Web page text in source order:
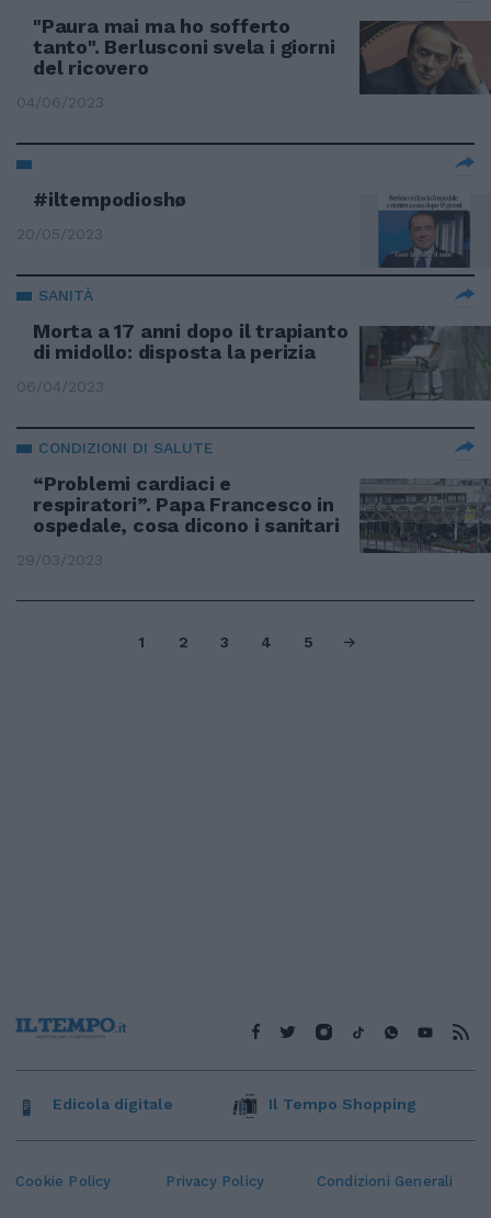
"Paura mai ma ho sofferto
tanto". Berlusconi svela i giorni
del ricovero
04/06/2023
#iltempodioshø
20/05/2023
SANITÀ
Morta a 17 anni dopo il trapianto
di midollo: disposta la perizia
06/04/2023
CONDIZIONI DI SALUTE
“Problemi cardiaci e
respiratori”. Papa Francesco in
ospedale, cosa dicono i sanitari
29/03/2023
1 2 3 4 5
Cookie Policy Privacy Policy Condizioni Generali
Edicola digitale Il Tempo Shopping